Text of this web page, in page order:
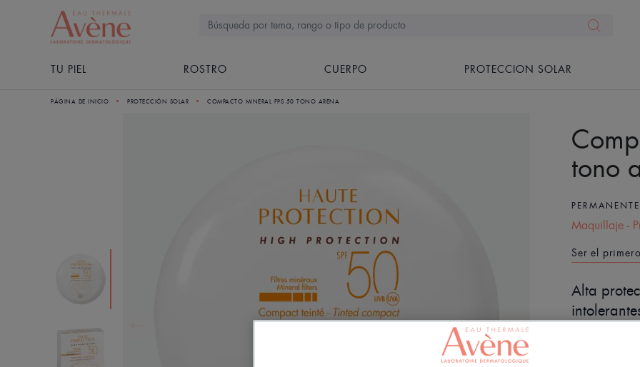
TU PIEL ROSTRO CUERPO PROTECCION SOLAR
PÁGINA DE INICIO PROTECCIÓN SOLAR COMPACTO MINERAL FPS 50 TONO ARENA
tono
PERMANENTE
Maquillaje -
Ser el
Alta
Amplia